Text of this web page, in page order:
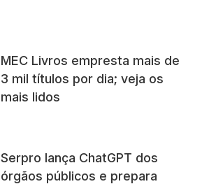
MEC Livros empresta mais de
3 mil títulos por dia; veja os
mais lidos
Serpro lança ChatGPT dos
órgãos públicos e prepara